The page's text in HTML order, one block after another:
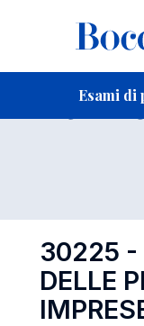
Esami di
30225 -
DELLE